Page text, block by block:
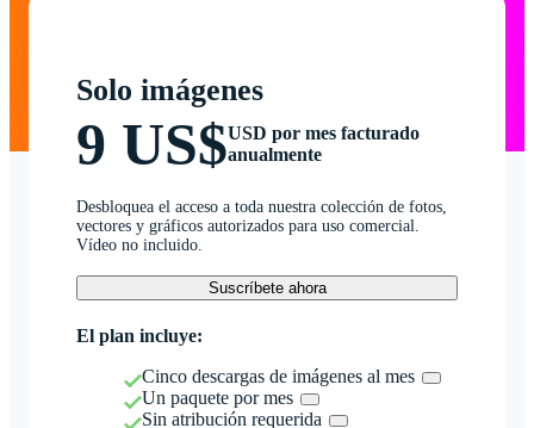
Solo imágenes
9 US$USD por mes facturado
anualmente
Desbloquea el acceso a toda nuestra colección de fotos,
vectores y gráficos autorizados para uso comercial.
Vídeo no incluido.
Suscríbete ahora
El plan incluye:
Cinco descargas de imágenes al mes
Un paquete por mes
Sin atribución requerida